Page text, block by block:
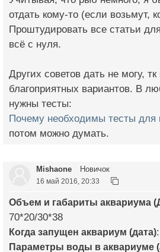
отдать кому-то (если возьмут,
Проштудировать все статьи
всё с нуля.
Других советов дать не могу,
благоприятных вариантов. В
нужны тесты:
Почему необходимы тесты для
потом можно думать.
Mishaone Новичок
16 май 2016, 20:33
Объем и габариты аквариума
70*20/30*38
Когда запущен аквариум (дата)
Параметры воды в аквариуме